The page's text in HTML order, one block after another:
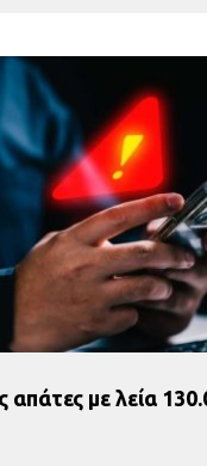
απάτες με λεία